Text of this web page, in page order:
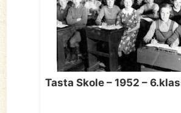
Tasta Skole – 1952 –